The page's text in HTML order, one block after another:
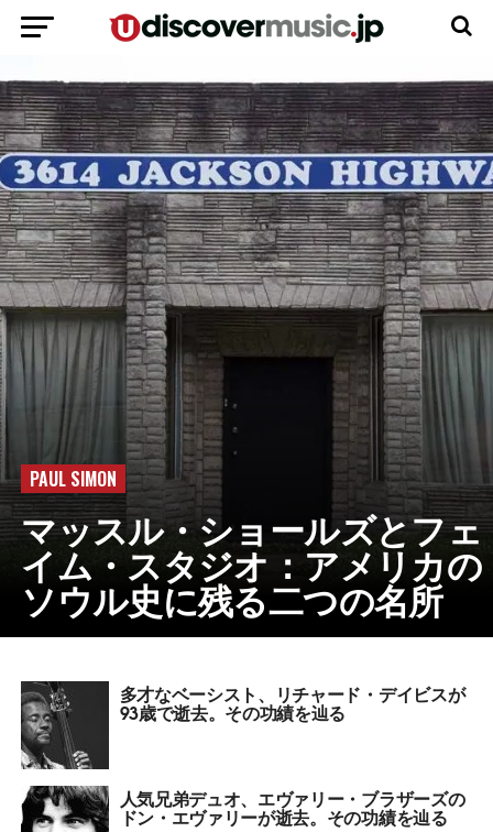
PAUL SIMON
マッスル・ショールズとフェ
イム・スタジオ：アメリカの
ソウル史に残る二つの名所
多才なベーシスト、リチャード・デイビスが
93歳で逝去。その功績を辿る
人気兄弟デュオ、エヴァリー・ブラザーズの
ドン・エヴァリーが逝去。その功績を辿る